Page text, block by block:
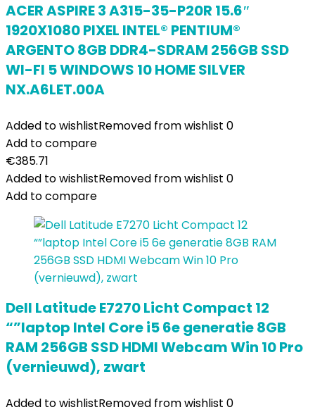
ACER ASPIRE 3 A315-35-P20R 15.6″
1920X1080 PIXEL INTEL® PENTIUM®
ARGENTO 8GB DDR4-SDRAM 256GB SSD
WI-FI 5 WINDOWS 10 HOME SILVER
NX.A6LET.00A
Added to wishlistRemoved from wishlist 0
Add to compare
€385.71
Added to wishlistRemoved from wishlist 0
Add to compare
Dell Latitude E7270 Licht Compact 12
“”laptop Intel Core i5 6e generatie 8GB
RAM 256GB SSD HDMI Webcam Win 10 Pro
(vernieuwd), zwart
Added to wishlistRemoved from wishlist 0